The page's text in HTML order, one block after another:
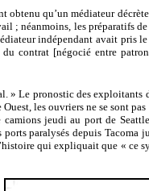
qu’un médiateur
; néanmoins, les préparatifs
indépendant avait pris
contrat [négocié entre
» Le pronostic des exploitants
les ouvriers ne se sont
jeudi au port de
paralysés depuis Tacoma
qui expliquait que « ce